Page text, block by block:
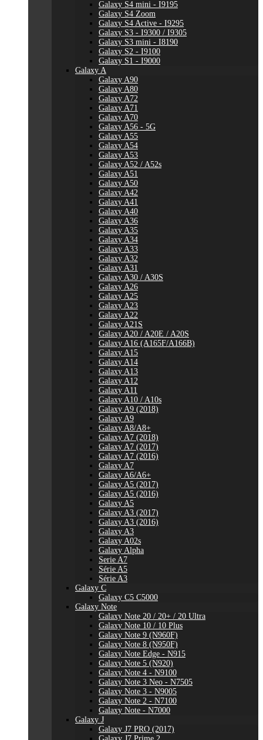
Galaxy S4 mini - I9195
Galaxy S4 Zoom
Galaxy S4 Active - I9295
Galaxy S3 - I9300 / I9305
Galaxy S3 mini - I8190
Galaxy S2 - I9100
Galaxy S1 - I9000
Galaxy A
Galaxy A90
Galaxy A80
Galaxy A72
Galaxy A71
Galaxy A70
Galaxy A56 - 5G
Galaxy A55
Galaxy A54
Galaxy A53
Galaxy A52 / A52s
Galaxy A51
Galaxy A50
Galaxy A42
Galaxy A41
Galaxy A40
Galaxy A36
Galaxy A35
Galaxy A34
Galaxy A33
Galaxy A32
Galaxy A31
Galaxy A30 / A30S
Galaxy A26
Galaxy A25
Galaxy A23
Galaxy A22
Galaxy A21S
Galaxy A20 / A20E / A20S
Galaxy A16 (A165F/A166B)
Galaxy A15
Galaxy A14
Galaxy A13
Galaxy A12
Galaxy A11
Galaxy A10 / A10s
Galaxy A9 (2018)
Galaxy A9
Galaxy A8/A8+
Galaxy A7 (2018)
Galaxy A7 (2017)
Galaxy A7 (2016)
Galaxy A7
Galaxy A6/A6+
Galaxy A5 (2017)
Galaxy A5 (2016)
Galaxy A5
Galaxy A3 (2017)
Galaxy A3 (2016)
Galaxy A3
Galaxy A02s
Galaxy Alpha
Serie A7
Série A5
Série A3
Galaxy C
Galaxy C5 C5000
Galaxy Note
Galaxy Note 20 / 20+ / 20 Ultra
Galaxy Note 10 / 10 Plus
Galaxy Note 9 (N960F)
Galaxy Note 8 (N950F)
Galaxy Note Edge - N915
Galaxy Note 5 (N920)
Galaxy Note 4 - N9100
Galaxy Note 3 Neo - N7505
Galaxy Note 3 - N9005
Galaxy Note 2 - N7100
Galaxy Note - N7000
Galaxy J
Galaxy J7 PRO (2017)